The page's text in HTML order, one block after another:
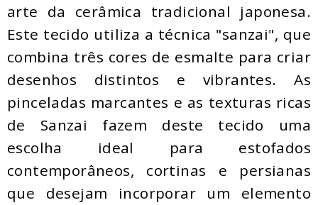
arte da cerâmica tradicional japonesa.
Este tecido utiliza a técnica "sanzai", que
combina três cores de esmalte para criar
desenhos distintos e vibrantes. As
pinceladas marcantes e as texturas ricas
de Sanzai fazem deste tecido uma
escolha ideal para estofados
contemporâneos, cortinas e persianas
que desejam incorporar um elemento